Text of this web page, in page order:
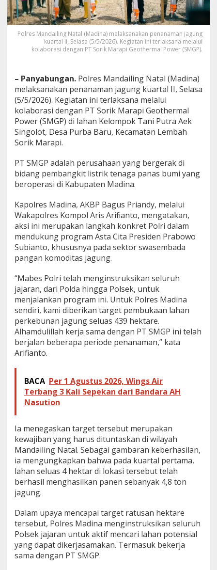
n
a
m
J
a
g
g
K
u
a
r
t
a
T
a
h
2
0
2
6
d
i
D
s
a
u
r
b
a
B
a
Polres Mandailing Natal (Madina) melaksanakan penanaman jagung
kuartal II, Selasa (5/5/2026). Kegiatan ini terlaksana melalui
kolaborasi dengan PT Sorik Marapi Geothermal Power (SMGP).
– Panyabungan. Polres Mandailing Natal (Madina)
melaksanakan penanaman jagung kuartal II, Selasa
(5/5/2026). Kegiatan ini terlaksana melalui
kolaborasi dengan PT Sorik Marapi Geothermal
Power (SMGP) di lahan Kelompok Tani Putra Aek
Singolot, Desa Purba Baru, Kecamatan Lembah
Sorik Marapi.
PT SMGP adalah perusahaan yang bergerak di
bidang pembangkit listrik tenaga panas bumi yang
beroperasi di Kabupaten Madina.
Kapolres Madina, AKBP Bagus Priandy, melalui
Wakapolres Kompol Aris Arifianto, mengatakan,
aksi ini merupakan langkah konkret Polri dalam
mendukung program Asta Cita Presiden Prabowo
Subianto, khususnya pada sektor swasembada
pangan komoditas jagung.
“Mabes Polri telah menginstruksikan seluruh
jajaran, dari Polda hingga Polsek, untuk
menjalankan program ini. Untuk Polres Madina
sendiri, kami diberikan target pembukaan lahan
perkebunan jagung seluas 439 hektare.
Alhamdulillah kerja sama dengan PT SMGP ini telah
berjalan beberapa periode penanaman,” kata
Arifianto.
BACA Per 1 Agustus 2026, Wings Air
Terbang 3 Kali Sepekan dari Bandara AH
Nasution
Ia menegaskan target tersebut merupakan
kewajiban yang harus dituntaskan di wilayah
Mandailing Natal. Sebagai gambaran keberhasilan,
ia mengungkapkan bahwa pada kuartal pertama,
lahan seluas 4 hektar di lokasi tersebut telah
berhasil menghasilkan panen sebanyak 4,8 ton
jagung.
Dalam upaya mencapai target ratusan hektare
tersebut, Polres Madina menginstruksikan seluruh
Polsek jajaran untuk aktif mencari lahan potensial
yang dapat dikerjasamakan. Termasuk bekerja
sama dengan PT SMGP.